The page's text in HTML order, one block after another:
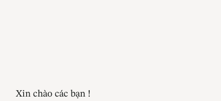
Xin chào các bạn !